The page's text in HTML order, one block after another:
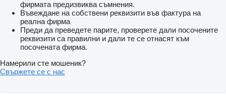
фирмата предизвиква съмнения.
Въвеждане на собствени реквизити във фактура на
реална фирма
Преди да преведете парите, проверете дали посочените
реквизити са правилни и дали те се отнасят към
посочената фирма.
Намерили сте мошеник?
Свържете се с нас